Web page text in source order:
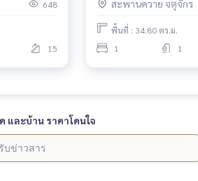
648
15
ทุน 🔥ขายถูกมาก ⭐️วิว
#HL
สะพานควาย จตุจักร
พื้นที่ : 34.80 ตร.ม.
1
1
และบ้าน ราคาโดนใจ